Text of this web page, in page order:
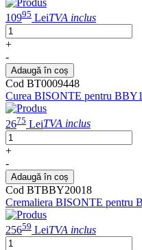
10995 LeiTVA inclus
+
-
Adaugă în coș
Cod BT0009448
Curea BISONTE pentru
2675 LeiTVA inclus
+
-
Adaugă în coș
Cod BTBBY20018
Cremaliera BISONTE pentru
25659 LeiTVA inclus